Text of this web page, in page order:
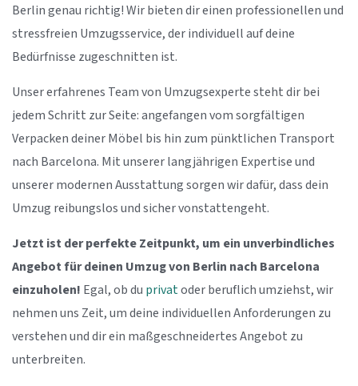
Berlin genau richtig! Wir bieten dir einen professionellen und
stressfreien Umzugsservice, der individuell auf deine
Bedürfnisse zugeschnitten ist.
Unser erfahrenes Team von Umzugsexperte steht dir bei
jedem Schritt zur Seite: angefangen vom sorgfältigen
Verpacken deiner Möbel bis hin zum pünktlichen Transport
nach Barcelona. Mit unserer langjährigen Expertise und
unserer modernen Ausstattung sorgen wir dafür, dass dein
Umzug reibungslos und sicher vonstattengeht.
Jetzt ist der perfekte Zeitpunkt, um ein unverbindliches
Angebot für deinen Umzug von Berlin nach Barcelona
einzuholen! Egal, ob du privatoder beruflich umziehst, wir
nehmen uns Zeit, um deine individuellen Anforderungen zu
verstehen und dir ein maßgeschneidertes Angebot zu
unterbreiten.